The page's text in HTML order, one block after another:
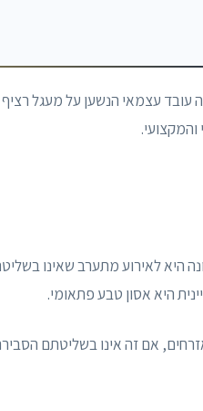
עובד עצמאי הנשען על מעגל
והמקצועי.
היא לאירוע מתערב שאינו
היא אסון טבע פתאומי.
אם זה אינו בשליטתם